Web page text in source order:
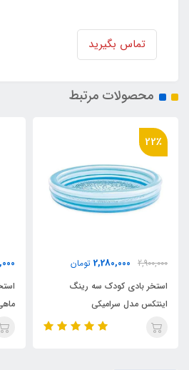
تماس بگیرید
محصولات مرتبط
تومان
رینگ
3,850,000
استخر بادی کودک اینتکس طرح
ماهی سایبان دار